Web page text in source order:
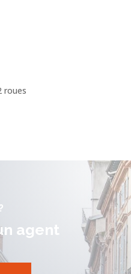
roues
agent